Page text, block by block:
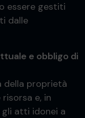
essere gestiti
dalle
e obbligo di
della proprietà
e, in
atti idonei a